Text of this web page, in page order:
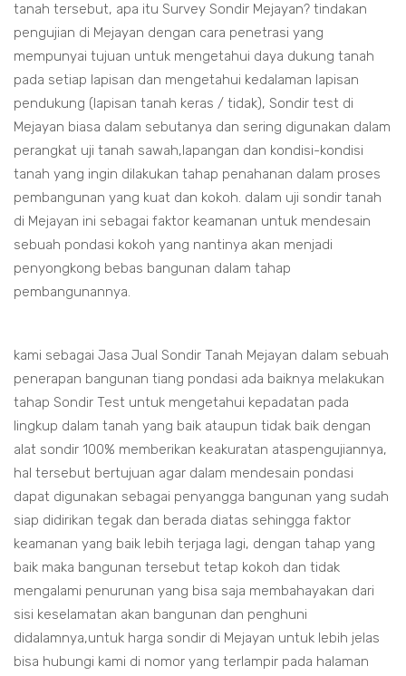
tanah tersebut, apa itu Survey Sondir Mejayan? tindakan
pengujian di Mejayan dengan cara penetrasi yang
mempunyai tujuan untuk mengetahui daya dukung tanah
pada setiap lapisan dan mengetahui kedalaman lapisan
pendukung (lapisan tanah keras / tidak), Sondir test di
Mejayan biasa dalam sebutanya dan sering digunakan dalam
perangkat uji tanah sawah,lapangan dan kondisi-kondisi
tanah yang ingin dilakukan tahap penahanan dalam proses
pembangunan yang kuat dan kokoh. dalam uji sondir tanah
di Mejayan ini sebagai faktor keamanan untuk mendesain
sebuah pondasi kokoh yang nantinya akan menjadi
penyongkong bebas bangunan dalam tahap
pembangunannya.
kami sebagai Jasa Jual Sondir Tanah Mejayan dalam sebuah
penerapan bangunan tiang pondasi ada baiknya melakukan
tahap Sondir Test untuk mengetahui kepadatan pada
lingkup dalam tanah yang baik ataupun tidak baik dengan
alat sondir 100% memberikan keakuratan ataspengujiannya,
hal tersebut bertujuan agar dalam mendesain pondasi
dapat digunakan sebagai penyangga bangunan yang sudah
siap didirikan tegak dan berada diatas sehingga faktor
keamanan yang baik lebih terjaga lagi, dengan tahap yang
baik maka bangunan tersebut tetap kokoh dan tidak
mengalami penurunan yang bisa saja membahayakan dari
sisi keselamatan akan bangunan dan penghuni
didalamnya,untuk harga sondir di Mejayan untuk lebih jelas
bisa hubungi kami di nomor yang terlampir pada halaman